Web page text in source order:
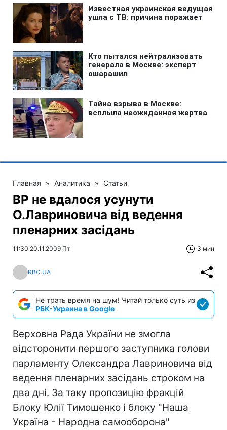
Главная » Аналитика » Статьи
ВР не вдалося усунути
О.Лавриновича від ведення
пленарних засідань
11:30 20.11.2009 Пт 3 мин
RBC.UA
Не трать время на шум! Читай только суть из
РБК-Украина в Google
Верховна Рада України не змогла
відсторонити першого заступника голови
парламенту Олександра Лавриновича від
ведення пленарних засідань строком на
два дні. За таку пропозицію фракцій
Блоку Юлії Тимошенко і блоку "Наша
Україна - Народна самооборона"